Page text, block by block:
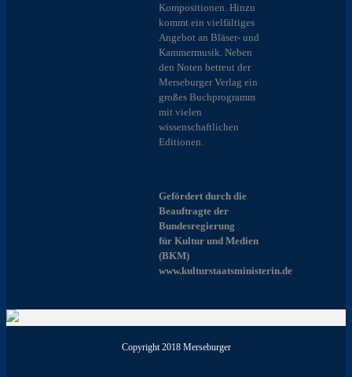
Kompositionen. Hinzu
kommt ein vielfältiges
Angebot an Bläser- und
Kammermusik. Neben
den Noten betreut der
Merseburger Verlag ein
großes Buchprogramm
mit vielen
wissenschaftlichen
Editionen.
Gefördert durch die
Beauftragte der
Bundesregierung
für Kultur und Medien
(BKM)
www.kulturstaatsministerin.de
Copyright 2018 Merseburger